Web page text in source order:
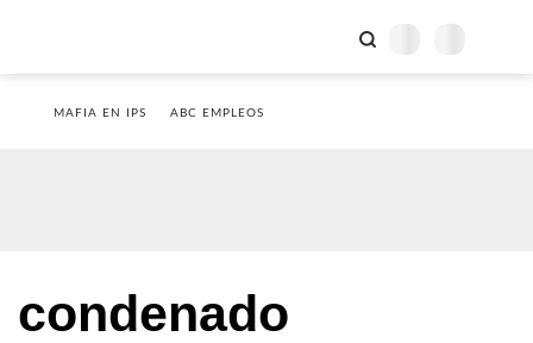
MAFIA EN IPS ABC EMPLEOS
condenado